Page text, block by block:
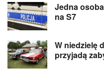
Jedna
na S7
W niedzielę
przyjadą